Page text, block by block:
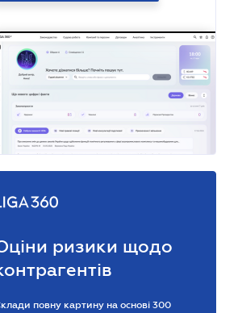
ризики щодо
повну картину на основі 300